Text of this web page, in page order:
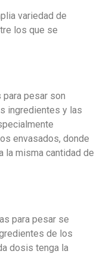
variedad de
los que se
para pesar son
ingredientes y las
envasados, donde
la misma cantidad de
para pesar se
de los
dosis tenga la